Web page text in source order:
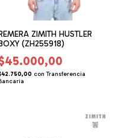
ZIMITH HUSTLER
(ZH255918)
con Transferencia